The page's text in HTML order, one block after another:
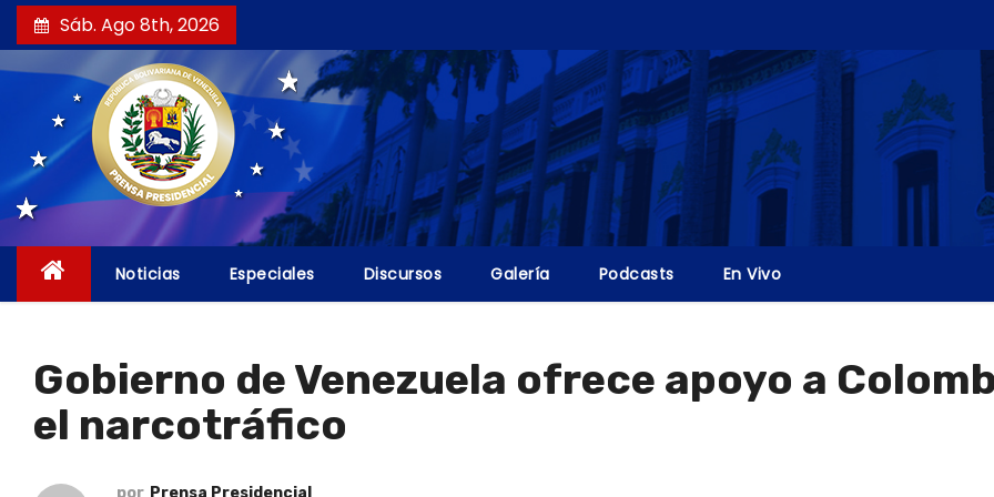
a
l
Sáb. Ago 8th, 2026
Noticias Especiales Discursos Galería Podcasts En Vivo
Gobierno de Venezuela ofrece apoyo a
el narcotráfico
por Prensa Presidencial